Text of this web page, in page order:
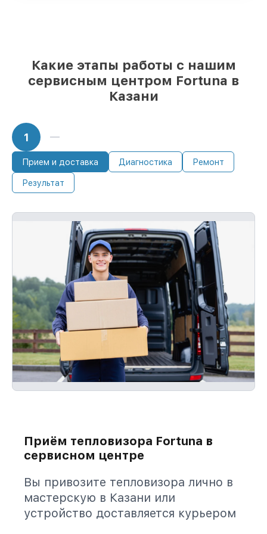
Какие этапы работы с нашим
сервисным центром Fortuna в
Казани
1
Прием и доставка Диагностика Ремонт
Результат
Приём тепловизора Fortuna в
сервисном центре
Вы привозите тепловизора лично в
мастерскую в Казани или
устройство доставляется курьером